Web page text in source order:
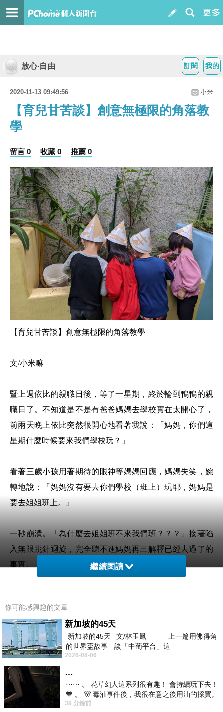
我的
訂閱
放心‧自由
2020-11-13 09:49:56 小米
【育兒甘苦談】創意無極限的角落教
學
留言 0 收藏 0 推薦 0
【育兒甘苦談】創意無極限的角落教學
文/小米嘛
暨上週依比的親職日後，等了一星期，終於輪到鴨鴨的親
職日了。不知道是不是有爸爸媽媽去學校實在太開心了，
前兩天晚上依比突然很開心地看著我說：「媽媽，你們這
星期什麼時候要來我們學校玩？」
看著三歲小孩用著期待的眼神等媽媽回應，媽媽失笑，婉
轉地說：『媽媽沒有要去你們學校（班上）玩耶，媽媽是
要去姐姐班上。』
一秒崩潰。「為什麼去姐姐班不來我們班？？？」接著陷
入無限跳針迴旋，完全聽不進媽媽再三解釋已經去過了的
事實。
孩就用終極大絕招解決了這個問題--發高燒。昨天白天還
只是咳嗽，到了晚上看完醫生就開始夯夯，沒想到半夜直
接40度起跳，整晚燒滾滾，根本不可能去上學。
一早起來聽到爸爸要留在家照顧依比，不能一起參加親職
日的鴨鴨跟著掉淚，「我想要爸爸來，媽媽在家顧依比
~」阿咧？這樣對嗎你？！
繼續閱讀
你可能感興趣的文章
新加坡的45天
新加坡的45天 文/林玉鳳 上一篇用佛得角
的世界盃故事，談「中葡平台」這
2026-08-06
…
⋯⋯ 。 花草幻人這系列很有趣！ 會持續玩下去！
🧡 。 🐻 毒油事件後，我很在意之後用油的採買。
前天購買了我之前就很愛
39 分鐘前